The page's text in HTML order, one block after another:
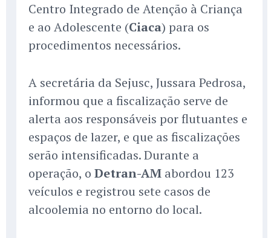
Centro Integrado de Atenção à Criança
e ao Adolescente (Ciaca) para os
procedimentos necessários.
A secretária da Sejusc, Jussara Pedrosa,
informou que a fiscalização serve de
alerta aos responsáveis por flutuantes e
espaços de lazer, e que as fiscalizações
serão intensificadas. Durante a
operação, o Detran-AM abordou 123
veículos e registrou sete casos de
alcoolemia no entorno do local.